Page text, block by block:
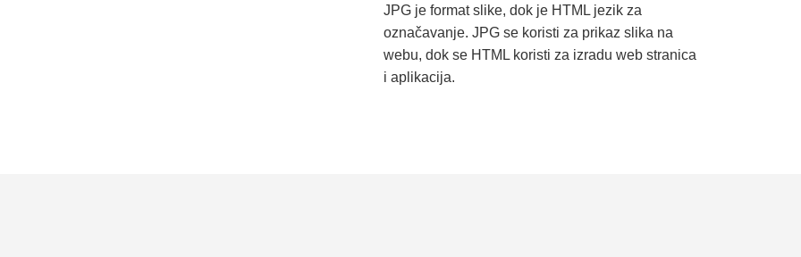
JPG je format slike, dok je HTML jezik za
označavanje. JPG se koristi za prikaz slika na
webu, dok se HTML koristi za izradu web stranica
i aplikacija.